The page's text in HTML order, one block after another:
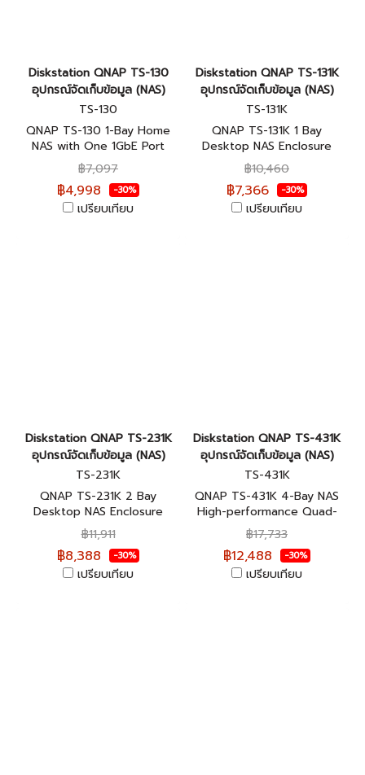
Diskstation QNAP TS-130
อุปกรณ์จัดเก็บข้อมูล (NAS)
TS-130
QNAP TS-130 1-Bay Home
NAS with One 1GbE Port
อุปกรณ์จัดเก็บข้อมูลบนเครือ
ข่าย ประกันศูนย์ 2 ปี
฿7,097
฿4,998 -30%
เปรียบเทียบ
Diskstation QNAP TS-131K
อุปกรณ์จัดเก็บข้อมูล (NAS)
TS-131K
QNAP TS-131K 1 Bay
Desktop NAS Enclosure
อุปกรณ์จัดเก็บข้อมูลบนเครือ
ข่าย ประกันศูนย์ 2 ปี
฿10,460
฿7,366 -30%
เปรียบเทียบ
Diskstation QNAP TS-231K
อุปกรณ์จัดเก็บข้อมูล (NAS)
TS-231K
QNAP TS-231K 2 Bay
Desktop NAS Enclosure
อุปกรณ์จัดเก็บข้อมูลบนเครือ
ข่าย ประกันศูนย์ 2 ปี
฿11,911
฿8,388 -30%
เปรียบเทียบ
Diskstation QNAP TS-431K
อุปกรณ์จัดเก็บข้อมูล (NAS)
TS-431K
QNAP TS-431K 4-Bay NAS
High-performance Quad-
core NAS อุปกรณ์จัดเก็บข้อมูล
บนเครือข่าย ประกันศูนย์ 2 ปี
฿17,733
฿12,488 -30%
เปรียบเทียบ